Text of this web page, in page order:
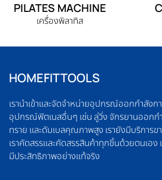
PILATES MACHINE
เครื่องพิลาทิส
HOMEFITTOOLS
เรานำเข้าและจัดจำหน่ายอุปกรณ์ออกกำลัง
อุปกรณ์ฟิตเนสอื่นๆ เช่น ลู่วิ่ง จักรยานออกก
ทราย และดัมเบลคุณภาพสูง เรายังมีบริการ
เราคัดสรรและคัดสรรสินค้าทุกชิ้นด้วยตนเอง
มีประสิทธิภาพอย่างแท้จริง